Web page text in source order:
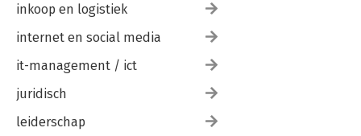
inkoop en logistiek
internet en social media
it-management / ict
juridisch
leiderschap